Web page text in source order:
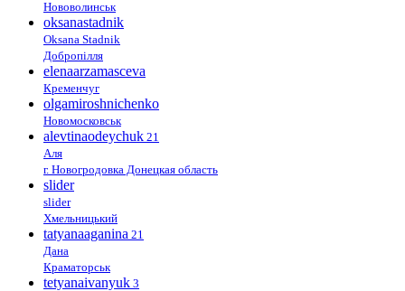
Нововолинськ
oksanastadnik
Oksana Stadnik
Добропілля
elenaarzamasceva
Кременчуг
olgamiroshnichenko
Новомосковськ
alevtinaodeychuk 21
Аля
г. Новогродовка Донецкая область
slider
slider
Хмельницький
tatyanaaganina 21
Дана
Краматорськ
tetyanaivanyuk 3